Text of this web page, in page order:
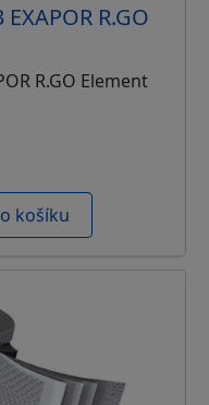
R.GO
R.GO Element
košíku